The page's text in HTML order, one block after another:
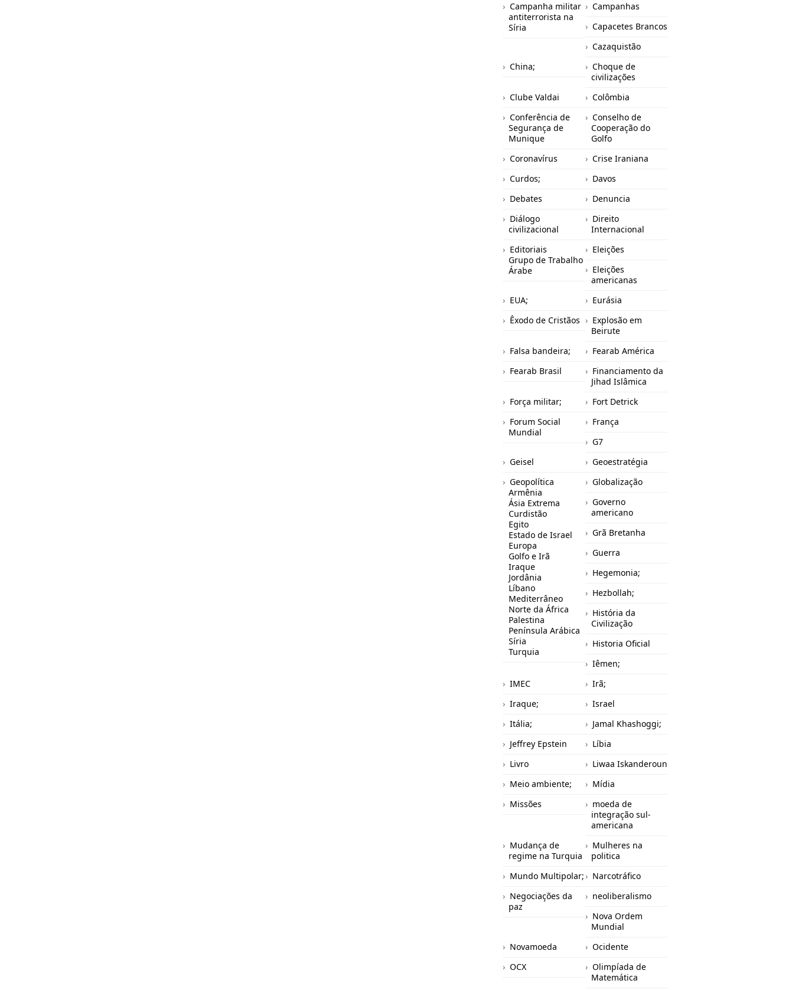
Campanha militar
antiterrorista na
Síria
Campanhas
Capacetes Brancos
Cazaquistão
China;
Choque de
civilizações
Clube Valdai
Colômbia
Conferência de
Segurança de
Munique
Conselho de
Cooperação do
Golfo
Coronavírus
Crise Iraniana
Curdos;
Davos
Debates
Denuncia
Diálogo
civilizacional
Direito
Internacional
Editoriais
Grupo de Trabalho
Árabe
Eleições
Eleições
americanas
EUA;
Eurásia
Êxodo de Cristãos
Explosão em
Beirute
Falsa bandeira;
Fearab América
Fearab Brasil
Financiamento da
Jihad Islâmica
Força militar;
Fort Detrick
Forum Social
Mundial
França
G7
Geisel
Geoestratégia
Geopolítica
Armênia
Ásia Extrema
Curdistão
Egito
Estado de Israel
Europa
Golfo e Irã
Iraque
Jordânia
Líbano
Mediterrâneo
Norte da África
Palestina
Península Arábica
Síria
Turquia
Globalização
Governo
americano
Grã Bretanha
Guerra
Hegemonia;
Hezbollah;
História da
Civilização
Historia Oficial
Iêmen;
IMEC
Irã;
Iraque;
Israel
Itália;
Jamal Khashoggi;
Jeffrey Epstein
Líbia
Livro
Liwaa Iskanderoun
Meio ambiente;
Mídia
Missões
moeda de
integração sul-
americana
Mudança de
regime na Turquia
Mulheres na
politica
Mundo Multipolar;
Narcotráfico
Negociações da
paz
neoliberalismo
Nova Ordem
Mundial
Novamoeda
Ocidente
OCX
Olimpíada de
Matemática